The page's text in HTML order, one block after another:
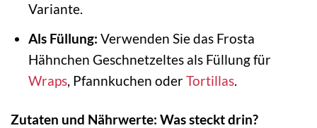
Variante.
Als Füllung: Verwenden Sie das Frosta
Hähnchen Geschnetzeltes als Füllung für
Wraps, Pfannkuchen oderTortillas.
Zutaten und Nährwerte: Was steckt drin?